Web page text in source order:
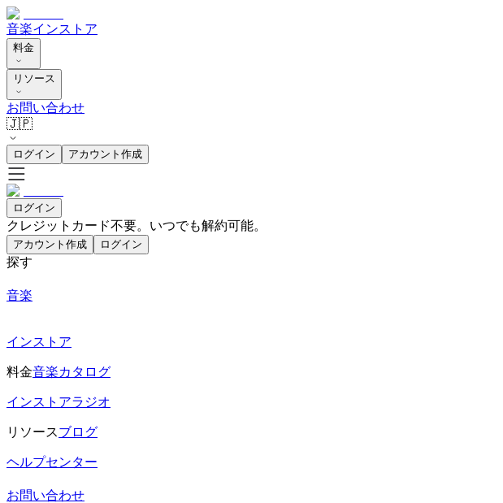
音楽インストア
料金
リソース
お問い合わせ
🇯🇵
ログイン アカウント作成
ログイン
クレジットカード不要。いつでも解約可能。
アカウント作成 ログイン
探す
音楽
インストア
料金音楽カタログ
インストアラジオ
リソースブログ
ヘルプセンター
お問い合わせ